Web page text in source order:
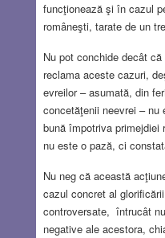
funcţionează şi în cazul
româneşti, tarate de un
Nu pot conchide decât
reclama aceste cazuri,
evreilor – asumată, din
concetăţenii neevrei –
bună împotriva
nu este o pază, ci
Nu neg că această
cazul concret al
controversate, întrucât
negative ale acestora,